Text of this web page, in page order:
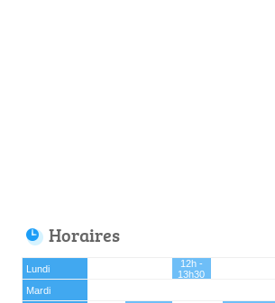
Horaires
Lundi
12h -
13h30
Mardi